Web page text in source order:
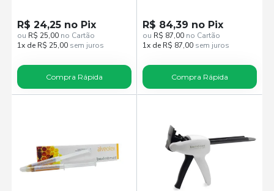
R$ 24,25 no Pix
ou R$ 25,00 no Cartão
1x de R$ 25,00 sem juros
Compra Rápida
R$ 84,39 no Pix
ou R$ 87,00 no Cartão
1x de R$ 87,00 sem juros
Compra Rápida